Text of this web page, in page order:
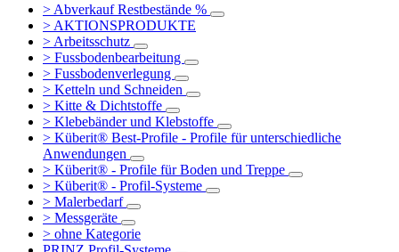
> Abverkauf Restbestände %
> AKTIONSPRODUKTE
> Arbeitsschutz
> Fussbodenbearbeitung
> Fussbodenverlegung
> Ketteln und Schneiden
> Kitte & Dichtstoffe
> Klebebänder und Klebstoffe
> Küberit® Best-Profile - Profile für unterschiedliche
Anwendungen
> Küberit® - Profile für Boden und Treppe
> Küberit® - Profil-Systeme
> Malerbedarf
> Messgeräte
> ohne Kategorie